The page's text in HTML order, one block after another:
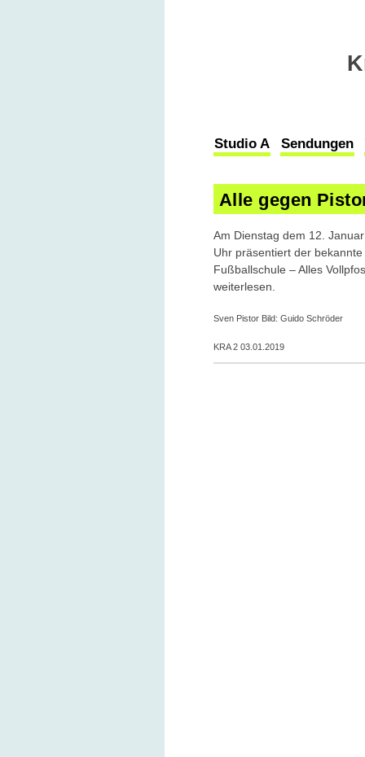
Studio A Sendungen
Alle gegen
Am Dienstag dem 12.
Uhr präsentiert der
Fußballschule – Alles
weiterlesen.
Sven Pistor Bild: Guido Schröder
KRA 2 03.01.2019